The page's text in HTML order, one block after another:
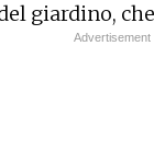
giardino,